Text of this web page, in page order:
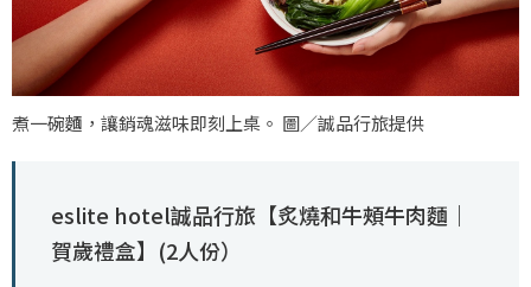
煮一碗麵，讓銷魂滋味即刻上桌。 圖／誠品行旅提供
eslite hotel誠品行旅【炙燒和牛頰牛肉麵｜
賀歲禮盒】(2人份）